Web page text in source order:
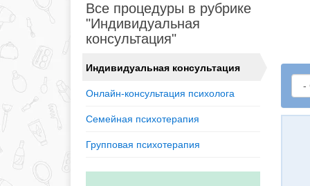
Все процедуры в рубрике
"Индивидуальная
консультация"
Индивидуальная консультация
Онлайн-консультация психолога
Семейная психотерапия
Групповая психотерапия